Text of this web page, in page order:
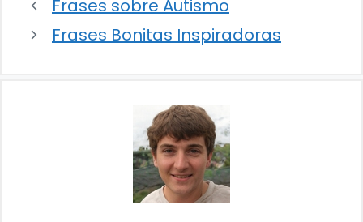
Frases sobre Autismo
Frases Bonitas Inspiradoras